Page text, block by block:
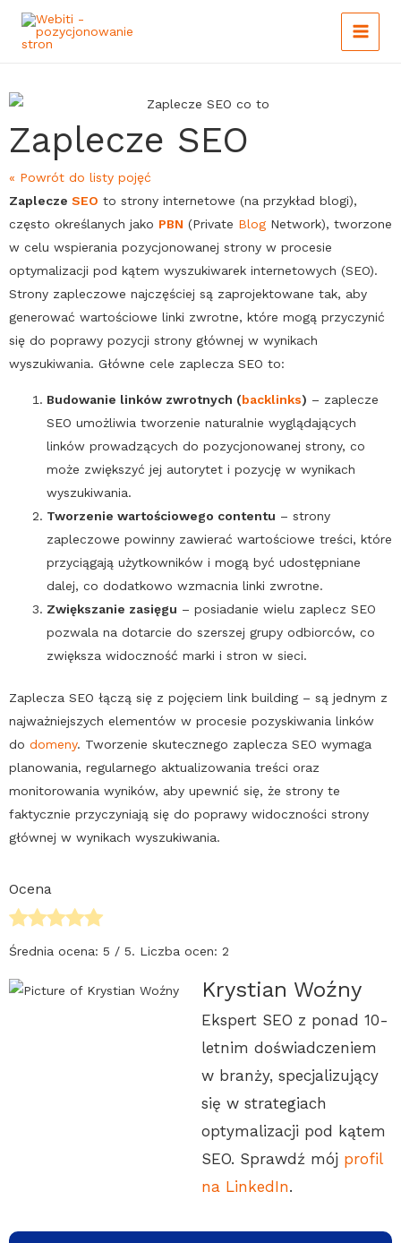
Skip
Main
Menu
Zaplecze SEO
« Powrót do listy pojęć
Zaplecze SEO to strony internetowe (na przykład blogi),
często określanych jako PBN (Private Blog Network), tworzone
w celu wspierania pozycjonowanej strony w procesie
optymalizacji pod kątem wyszukiwarek internetowych (SEO).
Strony zapleczowe najczęściej są zaprojektowane tak, aby
generować wartościowe linki zwrotne, które mogą przyczynić
się do poprawy pozycji strony głównej w wynikach
wyszukiwania. Główne cele zaplecza SEO to:
Budowanie linków zwrotnych (backlinks) – zaplecze
SEO umożliwia tworzenie naturalnie wyglądających
linków prowadzących do pozycjonowanej strony, co
może zwiększyć jej autorytet i pozycję w wynikach
wyszukiwania.
Tworzenie wartościowego contentu – strony
zapleczowe powinny zawierać wartościowe treści, które
przyciągają użytkowników i mogą być udostępniane
dalej, co dodatkowo wzmacnia linki zwrotne.
Zwiększanie zasięgu – posiadanie wielu zaplecz SEO
pozwala na dotarcie do szerszej grupy odbiorców, co
zwiększa widoczność marki i stron w sieci.
Zaplecza SEO łączą się z pojęciem link building – są jednym z
najważniejszych elementów w procesie pozyskiwania linków
do domeny. Tworzenie skutecznego zaplecza SEO wymaga
planowania, regularnego aktualizowania treści oraz
monitorowania wyników, aby upewnić się, że strony te
faktycznie przyczyniają się do poprawy widoczności strony
głównej w wynikach wyszukiwania.
Ocena
Średnia ocena: 5 / 5. Liczba ocen: 2
Krystian Woźny
Ekspert SEO z ponad 10-
letnim doświadczeniem
w branży, specjalizujący
się w strategiach
optymalizacji pod kątem
SEO. Sprawdź mój profil
na LinkedIn.